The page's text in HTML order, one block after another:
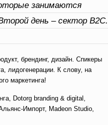
занимаются
день–сектор B2С.
брендинг, дизайн. Спикеры
лидогенерации. К слову, на
маркетинга!
Dotorg branding & digital,
Импорт, Madeon Studio,